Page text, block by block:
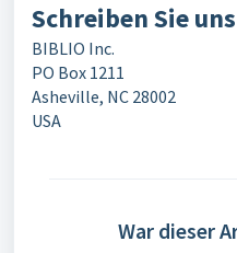
Schreiben Sie
BIBLIO Inc.
PO Box 1211
Asheville, NC 28002
USA
War dieser